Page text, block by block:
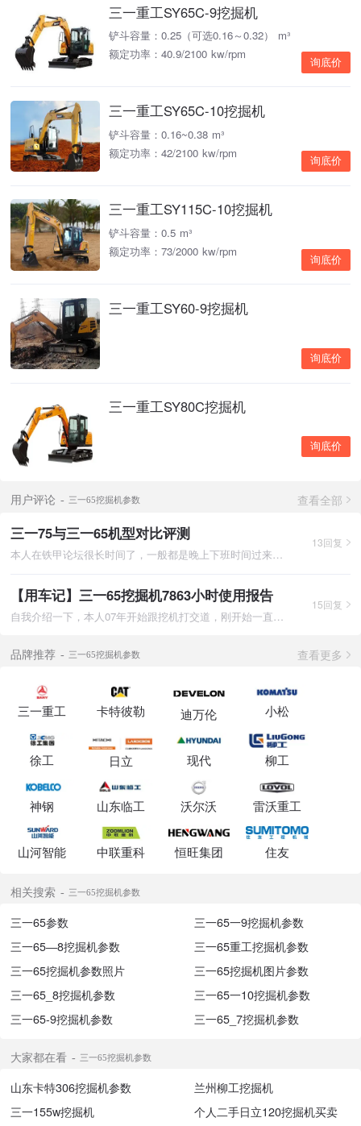
三一重工SY65C-9挖掘机
铲斗容量：0.25（可选0.16～0.32） m³
额定功率：40.9/2100 kw/rpm
询底价
三一重工SY65C-10挖掘机
铲斗容量：0.16~0.38 m³
额定功率：42/2100 kw/rpm
询底价
三一重工SY115C-10挖掘机
铲斗容量：0.5 m³
额定功率：73/2000 kw/rpm
询底价
三一重工SY60-9挖掘机
询底价
三一重工SY80C挖掘机
询底价
用户评论 三一65挖掘机参数 查看全部
三一75与三一65机型对比评测
本人在铁甲论坛很长时间了，一般都是晚上下班时间过来看看论坛看
13回复
【用车记】三一65挖掘机7863小时使用报告
自我介绍一下，本人07年开始跟挖机打交道，刚开始一直给别人打工
15回复
品牌推荐 三一65挖掘机参数 查看更多
三一重工 卡特彼勒 迪万伦 小松
徐工 日立 现代 柳工
神钢 山东临工 沃尔沃 雷沃重工
山河智能 中联重科 恒旺集团 住友
相关搜索 三一65挖掘机参数
三一65参数
三一65一9挖掘机参数
三一65―8挖掘机参数
三一65重工挖掘机参数
三一65挖掘机参数照片
三一65挖掘机图片参数
三一65_8挖掘机参数
三一65一10挖掘机参数
三一65-9挖掘机参数
三一65_7挖掘机参数
大家都在看 三一65挖掘机参数
山东卡特306挖掘机参数
兰州柳工挖掘机
三一155w挖掘机
个人二手日立120挖掘机买卖